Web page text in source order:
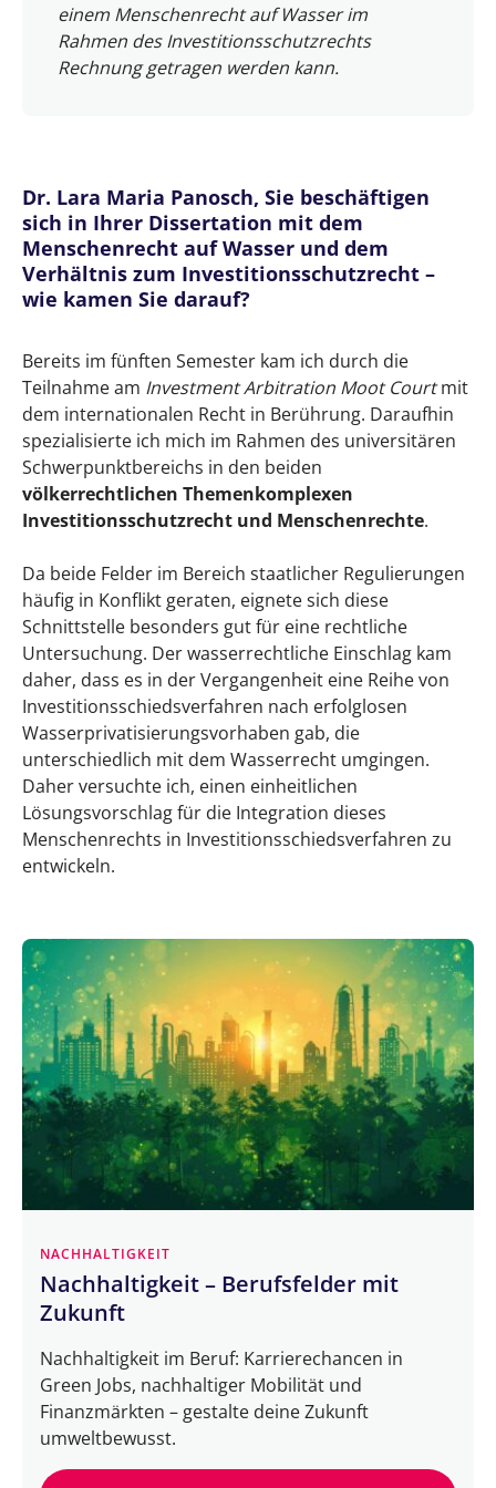
Doktorarbeit vorstellen? Gibt es bestimmte
Phasen? Wie motiviert man sich auf diesem
Ihre „Highlights“?
Gab es Hürden, Hindernisse, die Sie
besonders schwierig fanden?
Wie sieht Ihre weitere berufliche
Dissertation aus? Streben Sie eine akademische
Laufbahn an oder zieht es Sie in die
Anwaltschaft?
Und zuletzt: Welchen Rat würden Sie
angehenden Doktorand:innen und denen, die
mit dem Gedanken an eine Dissertation
spielen, geben?
einem Menschenrecht auf Wasser im
Rahmen des Investitionsschutzrechts
Rechnung getragen werden kann.
Dr. Lara Maria Panosch, Sie beschäftigen
sich in Ihrer Dissertation mit dem
Menschenrecht auf Wasser und dem
Verhältnis zum Investitionsschutzrecht –
wie kamen Sie darauf?
Bereits im fünften Semester kam ich durch die
Teilnahme am Investment Arbitration Moot Courtmit
dem internationalen Recht in Berührung. Daraufhin
spezialisierte ich mich im Rahmen des universitären
Schwerpunktbereichs in den beiden
völkerrechtlichen Themenkomplexen
Investitionsschutzrecht und Menschenrechte.
Da beide Felder im Bereich staatlicher Regulierungen
häufig in Konflikt geraten, eignete sich diese
Schnittstelle besonders gut für eine rechtliche
Untersuchung. Der wasserrechtliche Einschlag kam
daher, dass es in der Vergangenheit eine Reihe von
Investitionsschiedsverfahren nach erfolglosen
Wasserprivatisierungsvorhaben gab, die
unterschiedlich mit dem Wasserrecht umgingen.
Daher versuchte ich, einen einheitlichen
Lösungsvorschlag für die Integration dieses
Menschenrechts in Investitionsschiedsverfahren zu
entwickeln.
NACHHALTIGKEIT
Nachhaltigkeit – Berufsfelder mit
Zukunft
Nachhaltigkeit im Beruf: Karrierechancen in
Green Jobs, nachhaltiger Mobilität und
Finanzmärkten – gestalte deine Zukunft
umweltbewusst.